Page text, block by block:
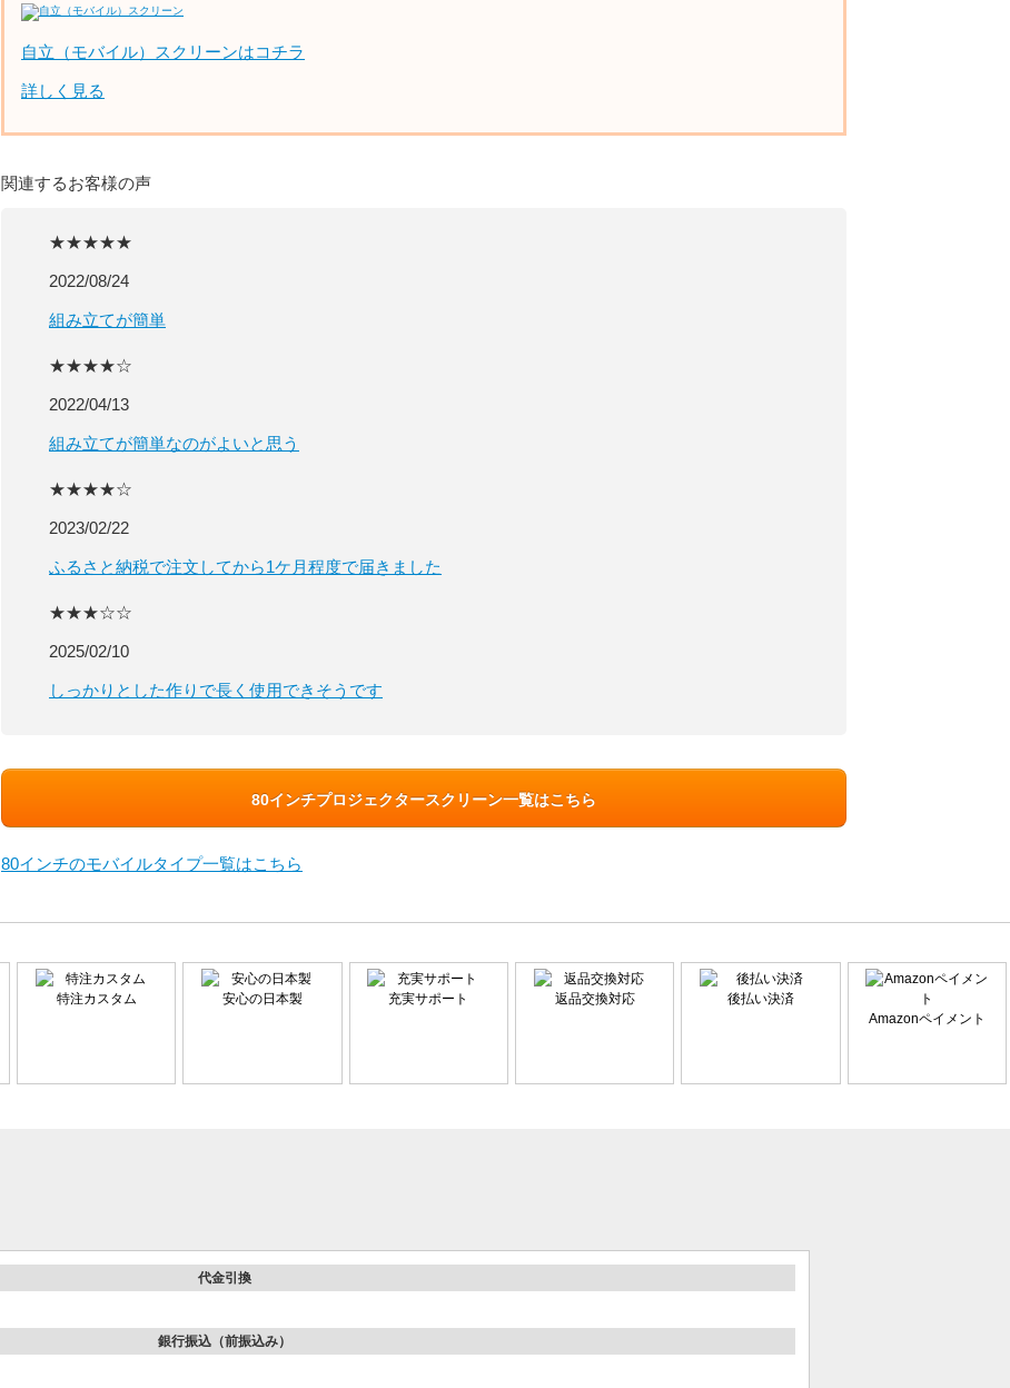
自立（モバイル）スクリーンはコチラ
詳しく見る
関連するお客様の声
★★★★★
2022/08/24
組み立てが簡単
★★★★☆
2022/04/13
組み立てが簡単なのがよいと思う
★★★★☆
2023/02/22
ふるさと納税で注文してから1ケ月程度で届きました
★★★☆☆
2025/02/10
しっかりとした作りで長く使用できそうです
80インチプロジェクタースクリーン一覧はこちら
80インチのモバイルタイプ一覧はこちら
特注カスタム 安心の日本製 充実サポート 返品交換対応
後払い決済
Amazonペイメント
代金引換
銀行振込（前振込み）